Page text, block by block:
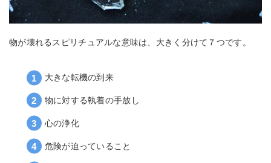
物が壊れるスピリチュアルな意味は、大きく分けて７つです。
大きな転機の到来
物に対する執着の手放し
心の浄化
危険が迫っていること